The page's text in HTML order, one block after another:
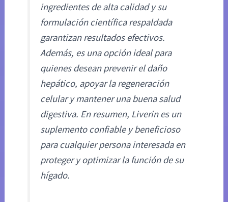
ingredientes de alta calidad y su
formulación científica respaldada
garantizan resultados efectivos.
Además, es una opción ideal para
quienes desean prevenir el daño
hepático, apoyar la regeneración
celular y mantener una buena salud
digestiva. En resumen, Liverin es un
suplemento confiable y beneficioso
para cualquier persona interesada en
proteger y optimizar la función de su
hígado.